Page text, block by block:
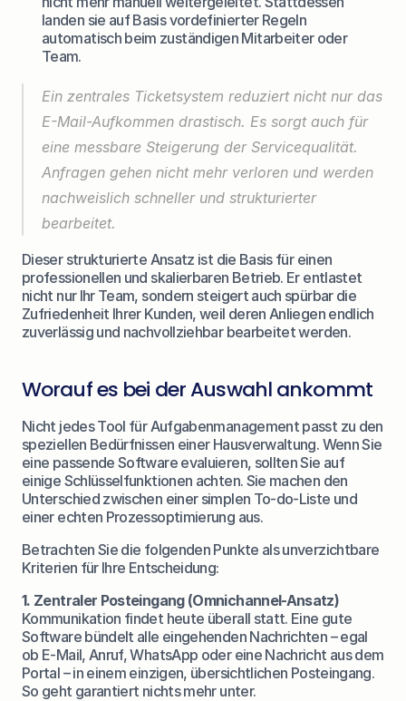
landen sie auf Basis vordefinierter Regeln
automatisch beim zuständigen Mitarbeiter oder
Team.
Ein zentrales Ticketsystem reduziert nicht nur das
E-Mail-Aufkommen drastisch. Es sorgt auch für
eine messbare Steigerung der Servicequalität.
Anfragen gehen nicht mehr verloren und werden
nachweislich schneller und strukturierter
bearbeitet.
Dieser strukturierte Ansatz ist die Basis für einen
professionellen und skalierbaren Betrieb. Er entlastet
nicht nur Ihr Team, sondern steigert auch spürbar die
Zufriedenheit Ihrer Kunden, weil deren Anliegen endlich
zuverlässig und nachvollziehbar bearbeitet werden.
Worauf es bei der Auswahl ankommt
Nicht jedes Tool für Aufgabenmanagement passt zu den
speziellen Bedürfnissen einer Hausverwaltung. Wenn Sie
eine passende Software evaluieren, sollten Sie auf
einige Schlüsselfunktionen achten. Sie machen den
Unterschied zwischen einer simplen To-do-Liste und
einer echten Prozessoptimierung aus.
Betrachten Sie die folgenden Punkte als unverzichtbare
Kriterien für Ihre Entscheidung:
1. Zentraler Posteingang (Omnichannel-Ansatz)
Kommunikation findet heute überall statt. Eine gute
Software bündelt alle eingehenden Nachrichten – egal
ob E-Mail, Anruf, WhatsApp oder eine Nachricht aus dem
Portal – in einem einzigen, übersichtlichen Posteingang.
So geht garantiert nichts mehr unter.